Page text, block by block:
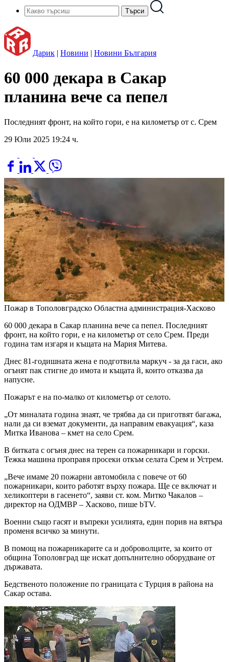
Дарик | Новини | Новини България
60 000 декара в Сакар
планина вече са пепел
Последният фронт, на който гори, е на километър от с. Срем
29 Юли 2025 19:24 ч.
Пожар в Тополовградско Областна администрация-Хасково
60 000 декара в Сакар планина вече са пепел. Последният
фронт, на който гори, е на километър от село Срем. Преди
година там изгаря и къщата на Мария Митева.
Днес 81-годишната жена е подготвила маркуч - за да гаси, ако
огънят пак стигне до имота и къщата й, които отказва да
напусне.
Пожарът е на по-малко от километър от селото.
„Oт миналата година знаят, че трябва да си приготвят багажа,
нали да си вземат документи, да направим евакуация“, каза
Митка Иванова – кмет на село Срем.
В битката с огъня днес на терен са пожарникари и горски.
Тежка машина проправя просеки откъм селата Срем и Устрем.
„Вече имаме 20 пожарни автомобила с повече от 60
пожарникари, които работят върху пожара. Ще се включат и
хеликоптери в гасенето“, заяви ст. ком. Митко Чакалов –
директор на ОДМВР – Хасково, пише bTV.
Военни също гасят и въпреки усилията, един порив на вятъра
променя всичко за минути.
В помощ на пожарникарите са и доброволците, за които от
община Тополовград ще искат допълнително оборудване от
държавата.
Бедственото положение по границата с Турция в района на
Сакар остава.